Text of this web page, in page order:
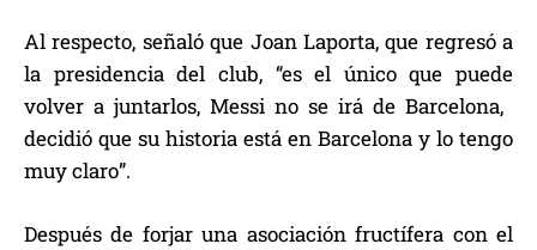
Al respecto, señaló que Joan Laporta, que regresó a
la presidencia del club, “es el único que puede
volver a juntarlos, Messi no se irá de Barcelona, ​​
decidió que su historia está en Barcelona y lo tengo
muy claro”.
Después de forjar una asociación fructífera con el